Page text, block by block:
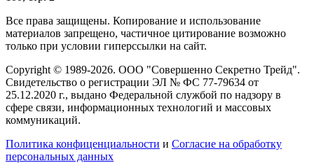
Все права защищены. Копирование и использование
материалов запрещено, частичное цитирование возможно
только при условии гиперссылки на сайт.
Copyright © 1989-2026. ООО "Совершенно Секретно Трейд".
Свидетельство о регистрации ЭЛ № ФС 77-79634 от
25.12.2020 г., выдано Федеральной службой по надзору в
сфере связи, информационных технологий и массовых
коммуникаций.
Политика конфиценциальности и Согласие на обработку
персональных данных